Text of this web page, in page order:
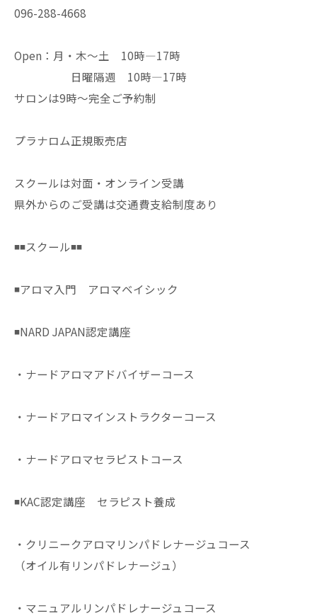
096-288-4668
Open：月・木〜土 10時—17時
日曜隔週 10時—17時
サロンは9時〜完全ご予約制
プラナロム正規販売店
スクールは対面・オンライン受講
県外からのご受講は交通費支給制度あり
◾️◾️スクール◾️◾️
◾️アロマ入門 アロマベイシック
◾️NARD JAPAN認定講座
・ナードアロマアドバイザーコース
・ナードアロマインストラクターコース
・ナードアロマセラピストコース
◾️KAC認定講座 セラピスト養成
・クリニークアロマリンパドレナージュコース
（オイル有リンパドレナージュ）
・マニュアルリンパドレナージュコース